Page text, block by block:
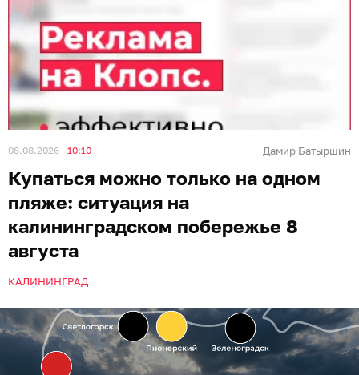
08.08.2026 10:10 Дамир Батыршин
Купаться можно только на одном
пляже: ситуация на
калининградском побережье 8
августа
КАЛИНИНГРАД